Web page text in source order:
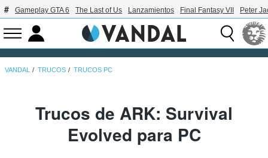
Gameplay GTA 6 The Last of Us Lanzamientos Final Fantasy VII Peter
VANDAL TRUCOS TRUCOS PC
Trucos de ARK: Survival
Evolved para PC